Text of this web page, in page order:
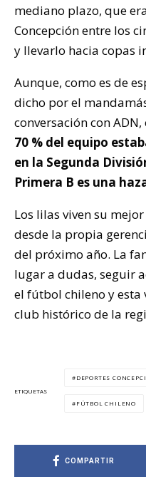
mediano plazo, que
Concepción entre los
y llevarlo hacia copas
Aunque, como es de
dicho por el
conversación con ADN,
70 % del equipo
en la Segunda
Primera B es una
Los lilas viven su
desde la propia
del próximo año. La
lugar a dudas, seguir
el fútbol chileno y esta
club histórico de la
ETIQUETAS
DEPORTES
FÚTBOL CHILENO
COMPARTIR